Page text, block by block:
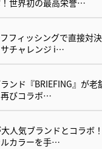
世界初の最高栄誉…
フィッシングで直接対決
サチャレンジ i…
ンド『BRIEFING』が老
びコラボ…
人気ブランドとコラボ
カラーを手…